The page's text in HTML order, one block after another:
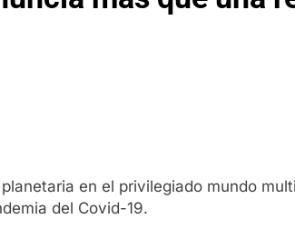
en el privilegiado mundo
del Covid-19.